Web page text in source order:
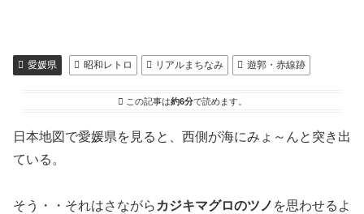
愛媛県 昭和レトロ リアルまちなみ 遊郭・赤線跡
この記事は約6分で読めます。
日本地図で愛媛県を見ると、西側が海にみょ～んと突き出
ている。
そう・・それはさながら カジキマグロのツノ を思わせるよ